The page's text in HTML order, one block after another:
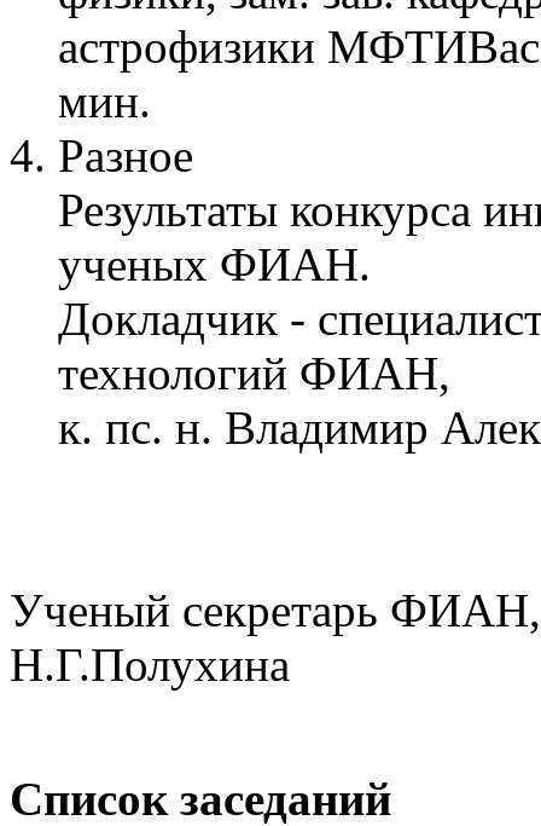
астрофизики
мин.
Разное
Результаты конкурса
ученых ФИАН.
Докладчик -
технологий ФИАН,
к. пс. н. Владимир
Ученый секретарь
Н.Г.Полухина
Список заседаний